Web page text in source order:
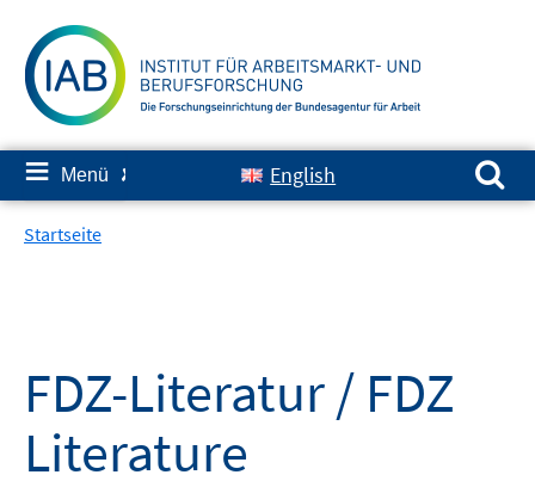
zum
Inhalt
≡ Menü ✘ English
Suchen nach:
Startseite
FDZ-Literatur / FDZ
Literature